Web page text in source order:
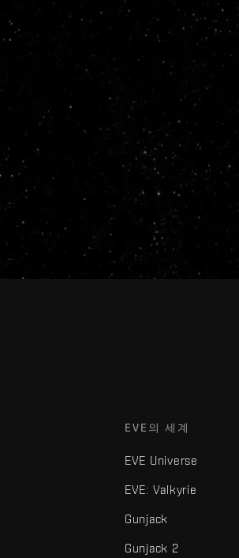
EVE의 세계
EVE Universe
EVE: Valkyrie
Gunjack
Gunjack 2